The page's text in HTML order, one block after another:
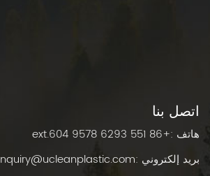
اتصل بنا
هاتف :+86 551 6293 9578 ext.604
بريد إلكتروني :